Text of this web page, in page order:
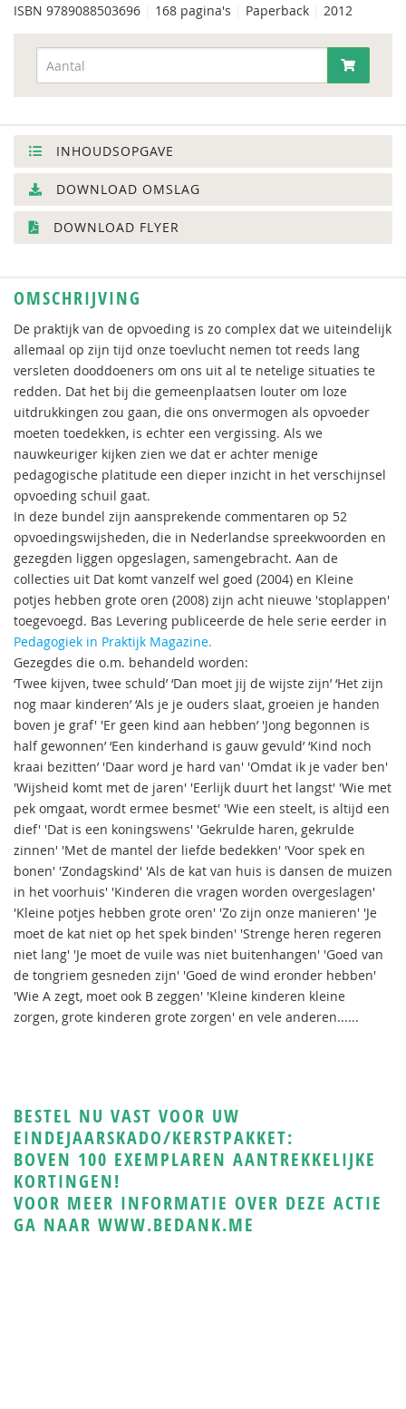
ISBN 9789088503696 168 pagina's Paperback 2012
INHOUDSOPGAVE
DOWNLOAD OMSLAG
DOWNLOAD FLYER
OMSCHRIJVING
De praktijk van de opvoeding is zo complex dat we uiteindelijk
allemaal op zijn tijd onze toevlucht nemen tot reeds lang
versleten dooddoeners om ons uit al te netelige situaties te
redden. Dat het bij die gemeenplaatsen louter om loze
uitdrukkingen zou gaan, die ons onvermogen als opvoeder
moeten toedekken, is echter een vergissing. Als we
nauwkeuriger kijken zien we dat er achter menige
pedagogische platitude een dieper inzicht in het verschijnsel
opvoeding schuil gaat.
In deze bundel zijn aansprekende commentaren op 52
opvoedingswijsheden, die in Nederlandse spreekwoorden en
gezegden liggen opgeslagen, samengebracht. Aan de
collecties uit Dat komt vanzelf wel goed (2004) en Kleine
potjes hebben grote oren (2008) zijn acht nieuwe 'stoplappen'
toegevoegd. Bas Levering publiceerde de hele serie eerder in
Pedagogiek in Praktijk Magazine.
Gezegdes die o.m. behandeld worden:
‘Twee kijven, twee schuld’ ‘Dan moet jij de wijste zijn’ ‘Het zijn
nog maar kinderen’ ‘Als je je ouders slaat, groeien je handen
boven je graf' 'Er geen kind aan hebben’ 'Jong begonnen is
half gewonnen’ ‘Een kinderhand is gauw gevuld’ ‘Kind noch
kraai bezitten’ 'Daar word je hard van' 'Omdat ik je vader ben'
'Wijsheid komt met de jaren' 'Eerlijk duurt het langst' 'Wie met
pek omgaat, wordt ermee besmet' 'Wie een steelt, is altijd een
dief' 'Dat is een koningswens' 'Gekrulde haren, gekrulde
zinnen' 'Met de mantel der liefde bedekken' 'Voor spek en
bonen' 'Zondagskind' 'Als de kat van huis is dansen de muizen
in het voorhuis' 'Kinderen die vragen worden overgeslagen'
'Kleine potjes hebben grote oren' 'Zo zijn onze manieren' 'Je
moet de kat niet op het spek binden' 'Strenge heren regeren
niet lang' 'Je moet de vuile was niet buitenhangen' 'Goed van
de tongriem gesneden zijn' 'Goed de wind eronder hebben'
'Wie A zegt, moet ook B zeggen' 'Kleine kinderen kleine
zorgen, grote kinderen grote zorgen' en vele anderen......
BESTEL NU VAST VOOR UW
EINDEJAARSKADO/KERSTPAKKET:
BOVEN 100 EXEMPLAREN AANTREKKELIJKE
KORTINGEN!
VOOR MEER INFORMATIE OVER DEZE ACTIE
GA NAAR WWW.BEDANK.ME